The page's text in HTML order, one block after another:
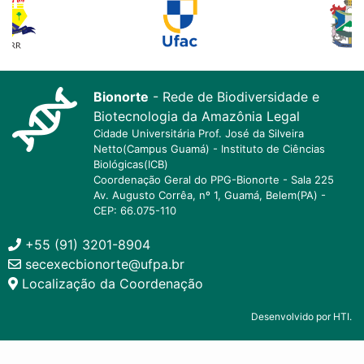
Bionorte - Rede de Biodiversidade e
Biotecnologia da Amazônia Legal
Cidade Universitária Prof. José da Silveira
Netto(Campus Guamá) - Instituto de Ciências
Biológicas(ICB)
Coordenação Geral do PPG-Bionorte - Sala 225
Av. Augusto Corrêa, nº 1, Guamá, Belem(PA) -
CEP: 66.075-110
+55 (91) 3201-8904
secexecbionorte@ufpa.br
Localização da Coordenação
Desenvolvido por HTI.